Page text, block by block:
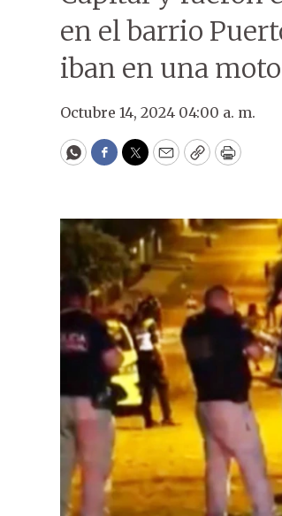
en el barrio
iban en una
Octubre 14, 2024 04:00 a. m.
WhatsApp
Facebook
Twitter
EmailCopyPrint